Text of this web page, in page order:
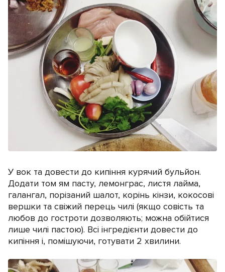
У вок та довести до кипіння курячий бульйон.
Додати том ям пасту, лемонграс, листя лайма,
галангал, порізаний шалот, корінь кінзи, кокосові
вершки та свіжий перець чилі (якщо совість та
любов до гостроти дозволяють; можна обійтися
лише чилі пастою). Всі інгредієнти довести до
кипіння і, помішуючи, готувати 2 хвилини.